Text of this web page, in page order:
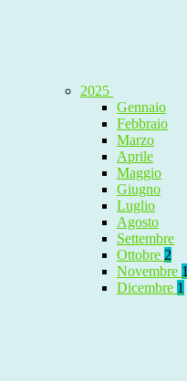
2025
Gennaio
Febbraio
Marzo
Aprile
Maggio
Giugno
Luglio
Agosto
Settembre
Ottobre 2
Novembre 1
Dicembre 1